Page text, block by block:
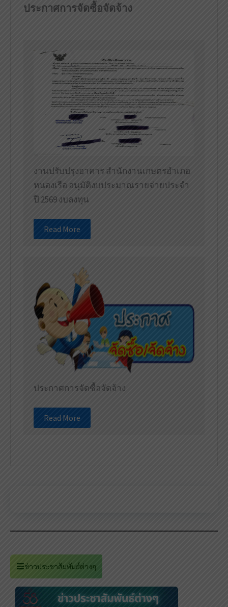
ประกาศการจัดซื้อจัดจ้าง
งานปรับปรุงอาคาร สำนักงานเกษตรอำเภอ
หนองเรือ อนุมัติงบประมาณรายจ่ายประจำ
ปี 2569 งบลงทุน
Read More
ประกาศการจัดซื้อจัดจ้าง
Read More
ข่าวประชาสัมพันธ์ต่างๆ